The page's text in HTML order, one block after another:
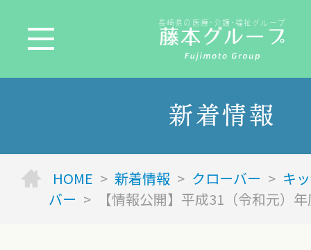
長崎県の医療･介護･福祉グループ
新着情報
HOME > 新着情報 > クローバー > キ
バー > 【情報公開】平成31（令和元）